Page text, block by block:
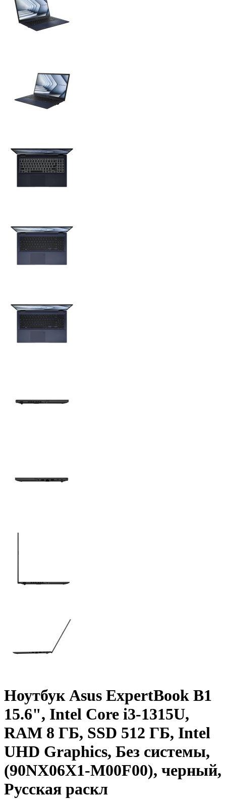
Ноутбук Asus ExpertBook B1
15.6", Intel Core i3-1315U,
RAM 8 ГБ, SSD 512 ГБ, Intel
UHD Graphics, Без системы,
(90NX06X1-M00F00), черный,
Русская раскл